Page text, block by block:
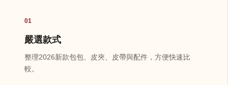
01
嚴選款式
整理2026新款包包、皮夾、皮帶與配件，方便快速比
較。